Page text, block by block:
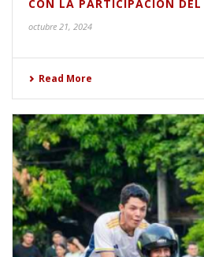
CON LA PARTICIPACIÓN
octubre 21, 2024
Read More